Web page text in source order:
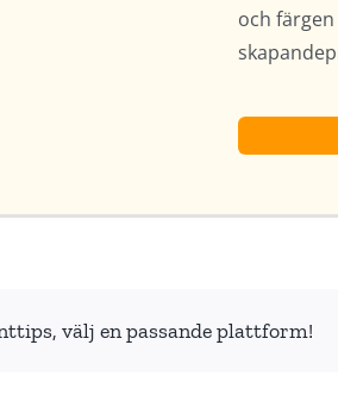
och
välj en passande plattform!